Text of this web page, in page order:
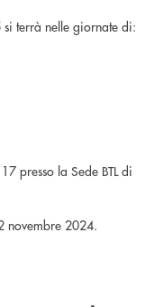
terrà nelle giornate di:
presso la Sede BTL di
novembre 2024.